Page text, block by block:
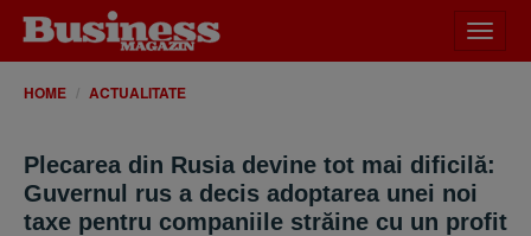
meniu
HOME ACTUALITATE
Plecarea din Rusia devine tot mai dificilă:
Guvernul rus a decis adoptarea unei noi
taxe pentru companiile străine cu un profit